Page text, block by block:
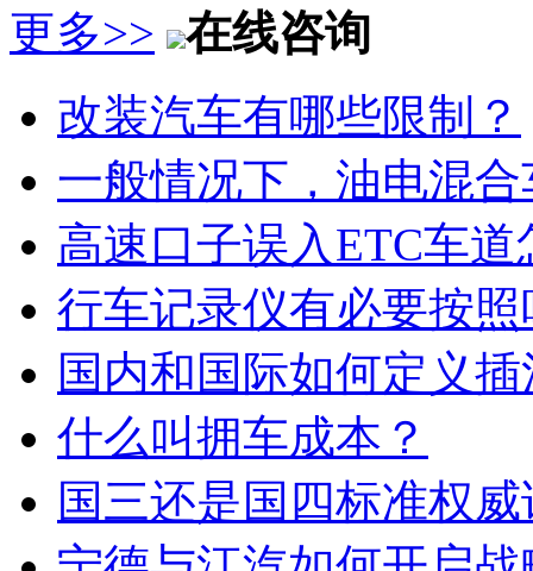
更多>>
在线咨询
改装汽车有哪些限制？
一般情况下，油电混
高速口子误入ETC车道
行车记录仪有必要按照
国内和国际如何定义
什么叫拥车成本？
国三还是国四标准权